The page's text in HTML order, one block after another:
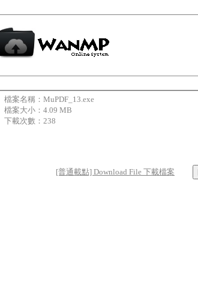
檔案名稱：MuPDF_13.exe
檔案大小：4.09 MB
下載次數：238
[普通載點] Download File 下載檔案